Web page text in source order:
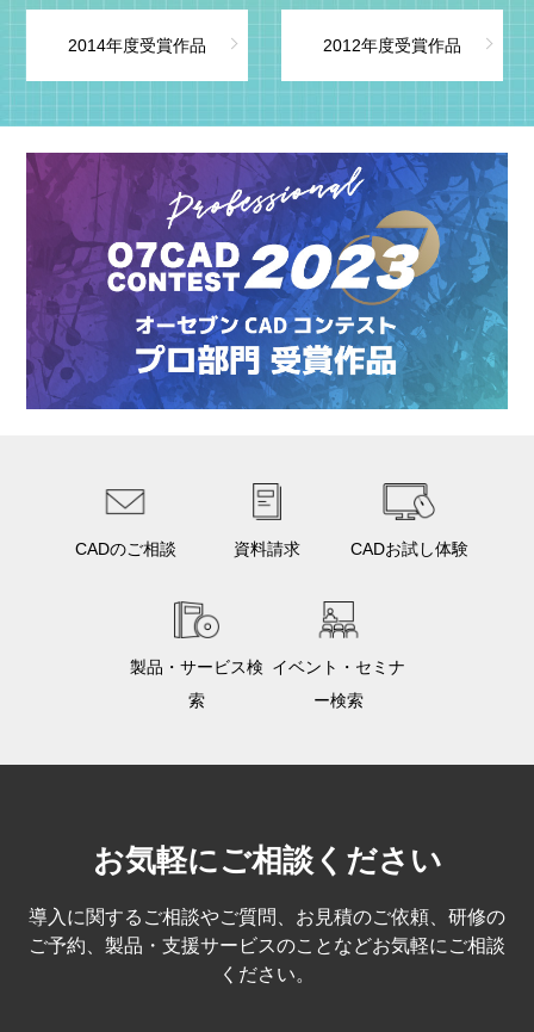
2014年度受賞作品 2012年度受賞作品
CADのご相談 資料請求 CADお試し体験
製品・サービス検
索
イベント・セミナ
ー検索
お気軽にご相談ください
導入に関するご相談やご質問、お見積のご依頼、研修の
ご予約、製品・支援サービスのことなどお気軽にご相談
ください。